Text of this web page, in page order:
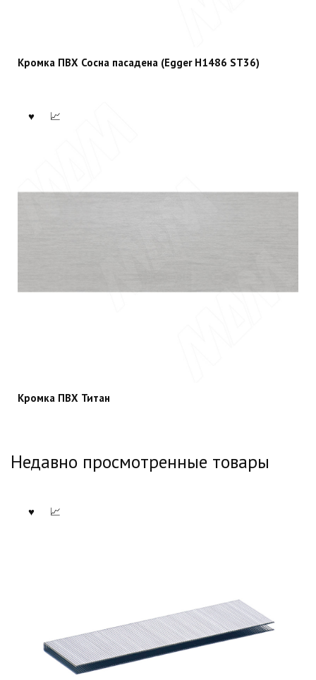
Кромка ПВХ Сосна пасадена (Egger H1486 ST36)
Кромка ПВХ Титан
Недавно просмотренные товары